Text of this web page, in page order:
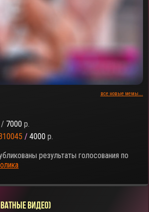
все новые мемы...
/ 7000 р.
/ 4000 р.
результаты голосования по
ВИДЕО)